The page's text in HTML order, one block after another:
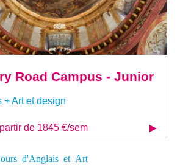
Road Campus - Junior
+ Art et design
de 1845 €/sem
d'Anglais et Art